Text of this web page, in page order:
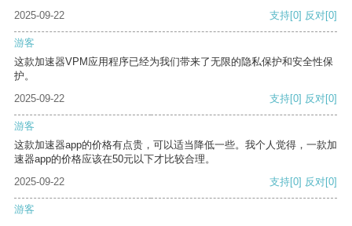
2025-09-22
支持[0] 反对[0]
游客
这款加速器VPM应用程序已经为我们带来了无限的隐私保护和安全性保
护。
2025-09-22
支持[0] 反对[0]
游客
这款加速器app的价格有点贵，可以适当降低一些。我个人觉得，一款加
速器app的价格应该在50元以下才比较合理。
2025-09-22
支持[0] 反对[0]
游客